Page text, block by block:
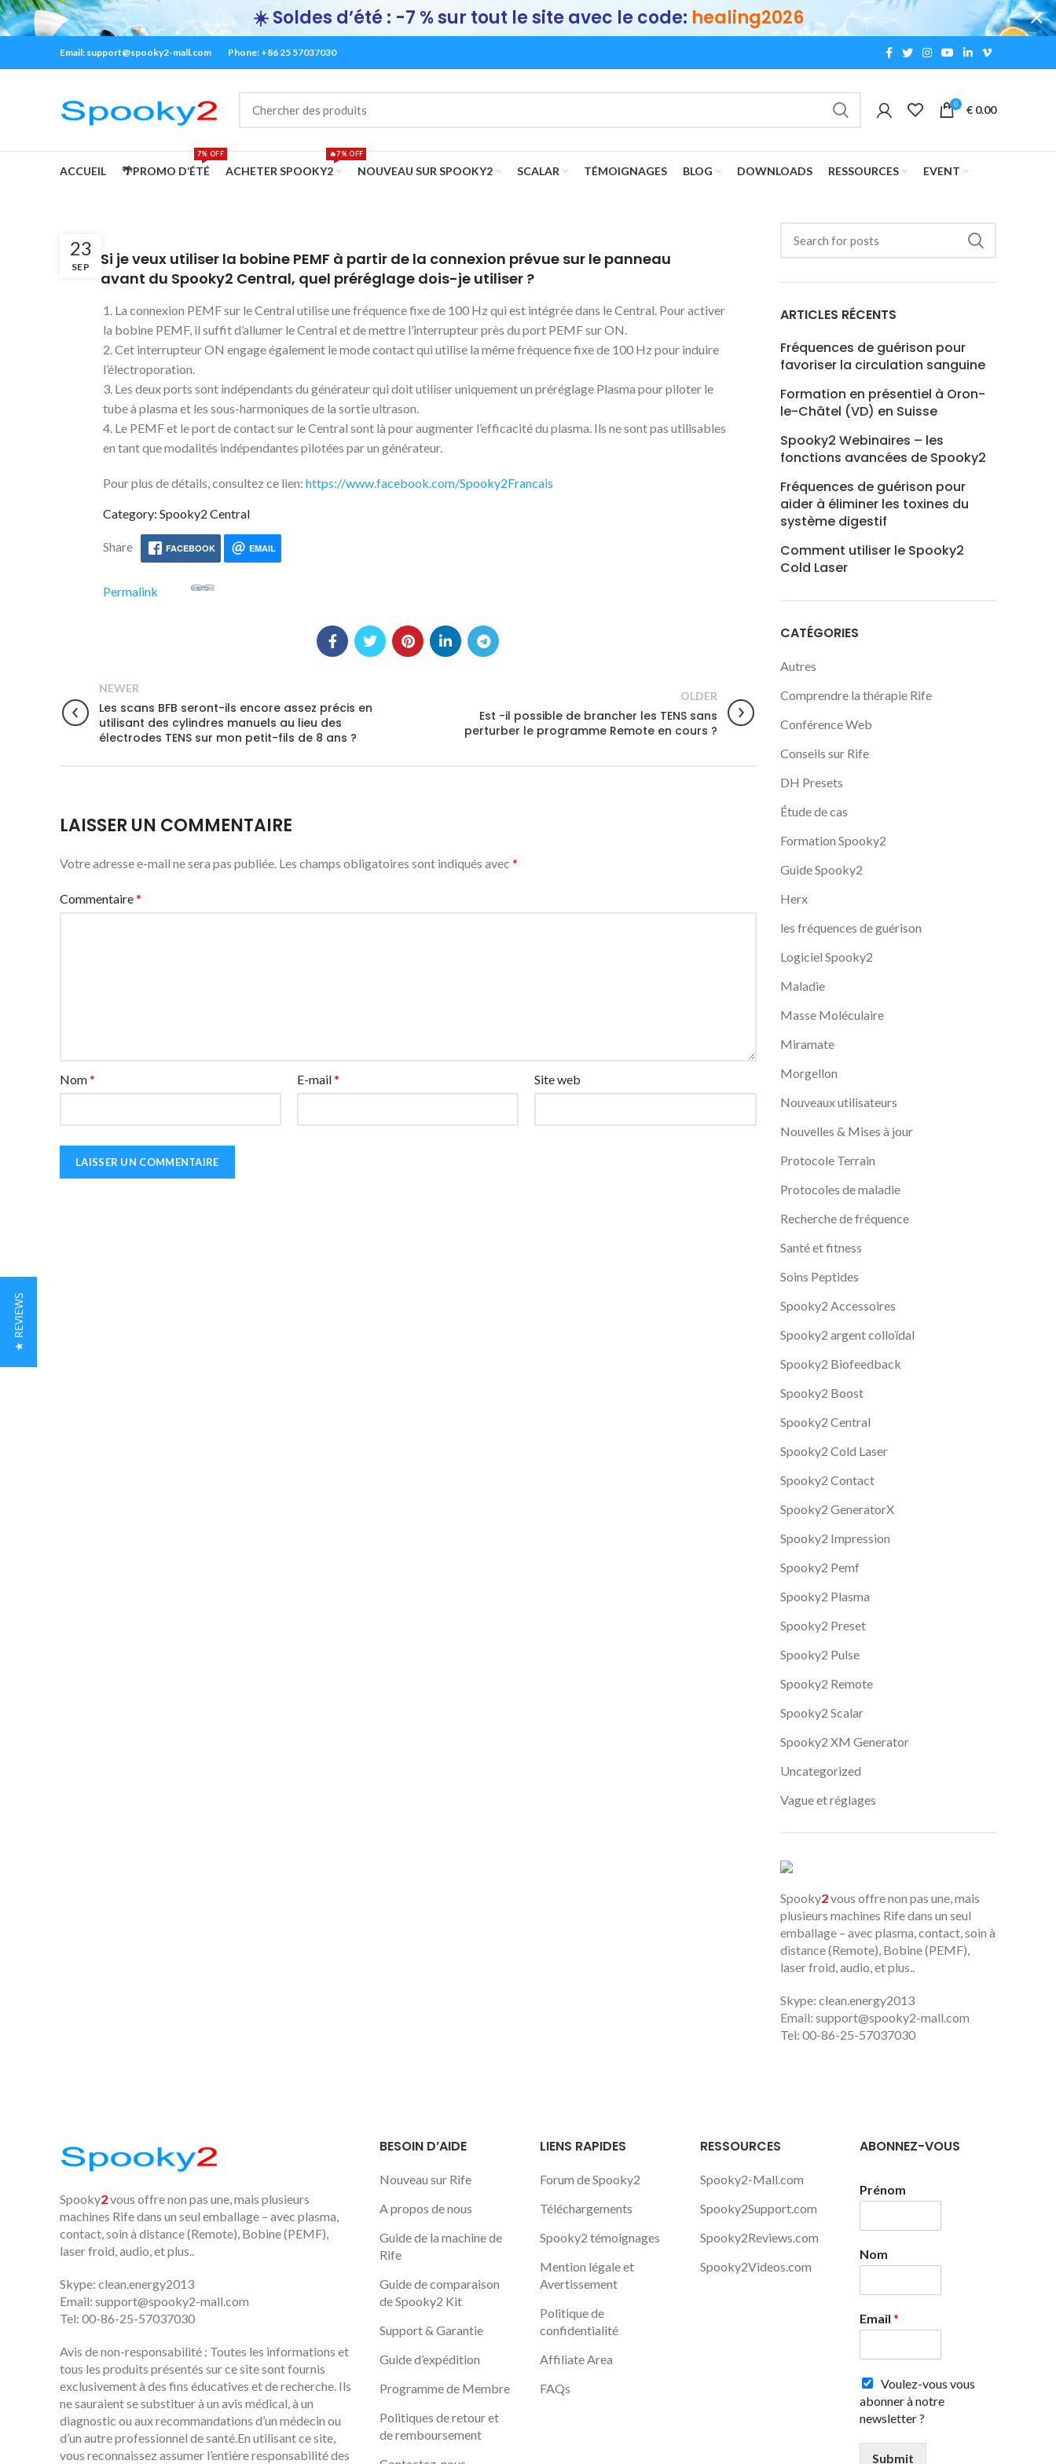
Email: support@spooky2-mall.com Phone: +86 25 57037030
0 € 0.00
ACCUEIL 🌴PROMO D‘ÉTÉ
7% OFF
ACHETER SPOOKY2
🔥7% OFF
NOUVEAU SUR SPOOKY2 SCALAR TÉMOIGNAGES BLOG DOWNLOADS RESSOURCES EVENT
23
SEP
A
Si je veux utiliser la bobine PEMF à partir de la connexion prévue sur le panneau
avant du Spooky2 Central, quel préréglage dois-je utiliser ?
1. La connexion PEMF sur le Central utilise une fréquence fixe de 100 Hz qui est intégrée dans le Central. Pour activer
la bobine PEMF, il suffit d’allumer le Central et de mettre l’interrupteur près du port PEMF sur ON.
2. Cet interrupteur ON engage également le mode contact qui utilise la même fréquence fixe de 100 Hz pour induire
l’électroporation.
3. Les deux ports sont indépendants du générateur qui doit utiliser uniquement un préréglage Plasma pour piloter le
tube à plasma et les sous-harmoniques de la sortie ultrason.
4. Le PEMF et le port de contact sur le Central sont là pour augmenter l’efficacité du plasma. Ils ne sont pas utilisables
en tant que modalités indépendantes pilotées par un générateur.
Pour plus de détails, consultez ce lien: https://www.facebook.com/Spooky2Francais
Category: Spooky2 Central
Share FACEBOOK EMAIL
Permalink
NEWER
Les scans BFB seront-ils encore assez précis en
utilisant des cylindres manuels au lieu des
électrodes TENS sur mon petit-fils de 8 ans ?
OLDER
Est -il possible de brancher les TENS sans
perturber le programme Remote en cours ?
LAISSER UN COMMENTAIRE
Votre adresse e-mail ne sera pas publiée. Les champs obligatoires sont indiqués avec *
Commentaire*
Nom* E-mail* Site web
ARTICLES RÉCENTS
Fréquences de guérison pour
favoriser la circulation sanguine
Formation en présentiel à Oron-
le-Châtel (VD) en Suisse
Spooky2 Webinaires – les
fonctions avancées de Spooky2
Fréquences de guérison pour
aider à éliminer les toxines du
système digestif
Comment utiliser le Spooky2
Cold Laser
CATÉGORIES
Autres
Comprendre la thérapie Rife
Conférence Web
Conseils sur Rife
DH Presets
Étude de cas
Formation Spooky2
Guide Spooky2
Herx
les fréquences de guérison
Logiciel Spooky2
Maladie
Masse Moléculaire
Miramate
Morgellon
Nouveaux utilisateurs
Nouvelles & Mises à jour
Protocole Terrain
Protocoles de maladie
Recherche de fréquence
Santé et fitness
Soins Peptides
Spooky2 Accessoires
Spooky2 argent colloïdal
Spooky2 Biofeedback
Spooky2 Boost
Spooky2 Central
Spooky2 Cold Laser
Spooky2 Contact
Spooky2 GeneratorX
Spooky2 Impression
Spooky2 Pemf
Spooky2 Plasma
Spooky2 Preset
Spooky2 Pulse
Spooky2 Remote
Spooky2 Scalar
Spooky2 XM Generator
Uncategorized
Vague et réglages
Spooky2vous offre non pas une, mais
plusieurs machines Rife dans un seul
emballage – avec plasma, contact, soin à
distance (Remote), Bobine (PEMF),
laser froid, audio, et plus..
Skype: clean.energy2013
Email: support@spooky2-mall.com
Tel: 00-86-25-57037030
Spooky2vous offre non pas une, mais plusieurs
machines Rife dans un seul emballage – avec plasma,
contact, soin à distance (Remote), Bobine (PEMF),
laser froid, audio, et plus..
Skype: clean.energy2013
Email: support@spooky2-mall.com
Tel: 00-86-25-57037030
Avis de non-responsabilité : Toutes les informations et
tous les produits présentés sur ce site sont fournis
exclusivement à des fins éducatives et de recherche. Ils
ne sauraient se substituer à un avis médical, à un
diagnostic ou aux recommandations d’un médecin ou
d’un autre professionnel de santé.En utilisant ce site,
vous reconnaissez assumer l’entière responsabilité des
BESOIN D’AIDE
Nouveau sur Rife
A propos de nous
Guide de la machine de
Rife
Guide de comparaison
de Spooky2 Kit
Support & Garantie
Guide d’expédition
Programme de Membre
Politiques de retour et
de remboursement
LIENS RAPIDES
Forum de Spooky2
Téléchargements
Spooky2 témoignages
Mention légale et
Avertissement
Politique de
confidentialité
Affiliate Area
FAQs
RESSOURCES
Spooky2-Mall.com
Spooky2Support.com
Spooky2Reviews.com
Spooky2Videos.com
ABONNEZ-VOUS
Prénom
Nom
Email*
Voulez-vous vous
abonner à notre
newsletter ?
Submit
☀️ Soldes d’été : -7 % sur tout le site avec le code: healing2026
★ REVIEWS